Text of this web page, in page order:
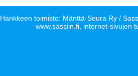
Hankkeen toimisto: Mänttä-Seura Ry /
www.sassiin.fi, internet-sivujen